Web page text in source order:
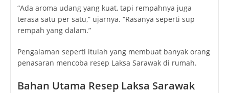
“Ada aroma udang yang kuat, tapi rempahnya juga
terasa satu per satu,” ujarnya. “Rasanya seperti sup
rempah yang dalam.”
Pengalaman seperti itulah yang membuat banyak orang
penasaran mencoba resep Laksa Sarawak di rumah.
Bahan Utama Resep Laksa Sarawak